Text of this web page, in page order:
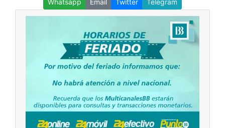
Whatsapp Email Twitter Telegram